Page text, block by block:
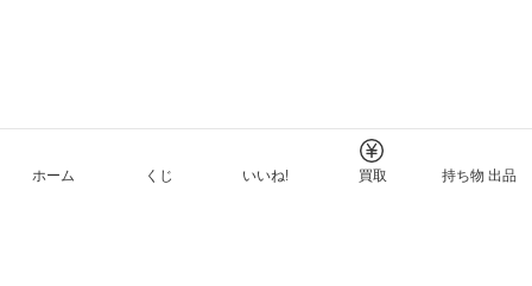
ホーム くじ いいね! 買取 持ち物 出品